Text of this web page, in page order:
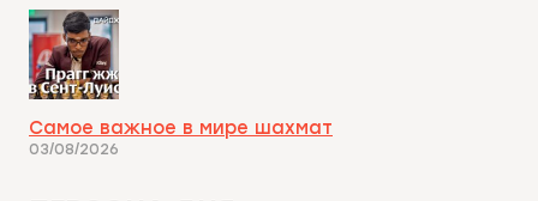
Самое важное в мире шахмат
03/08/2026